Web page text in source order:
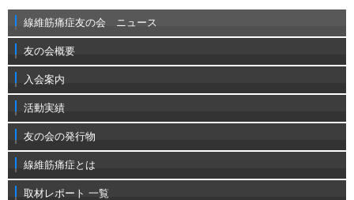
線維筋痛症友の会 ニュース
友の会概要
入会案内
活動実績
友の会の発行物
線維筋痛症とは
取材レポート 一覧